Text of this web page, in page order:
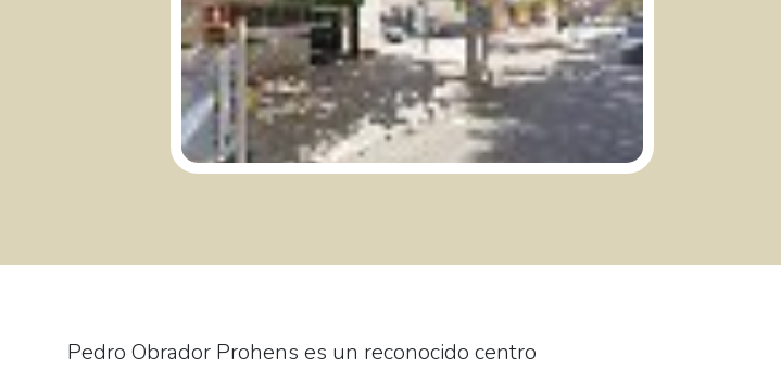
Pedro Obrador Prohens es un reconocido centro